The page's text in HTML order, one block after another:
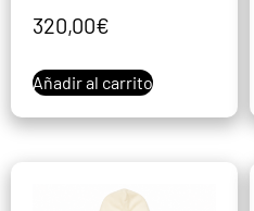
320,00€
Añadir al carrito